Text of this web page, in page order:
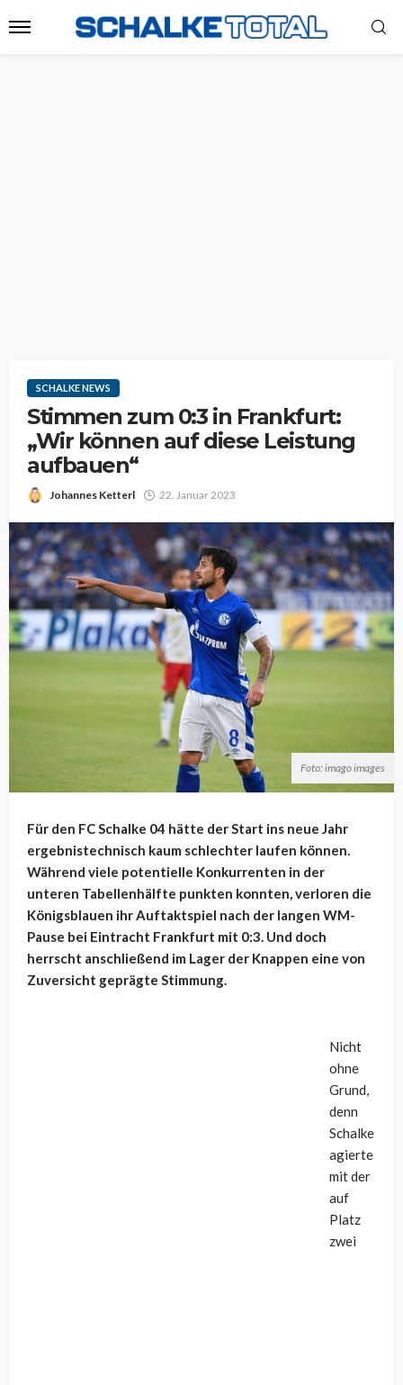
SCHALKE NEWS
Stimmen zum 0:3 in Frankfurt:
„Wir können auf diese Leistung
aufbauen“
Johannes Ketterl 22. Januar 2023
Foto: imago images
Für den FC Schalke 04 hätte der Start ins neue Jahr
ergebnistechnisch kaum schlechter laufen können.
Während viele potentielle Konkurrenten in der
unteren Tabellenhälfte punkten konnten, verloren die
Königsblauen ihr Auftaktspiel nach der langen WM-
Pause bei Eintracht Frankfurt mit 0:3. Und doch
herrscht anschließend im Lager der Knappen eine von
Zuversicht geprägte Stimmung.
Nicht
ohne
Grund,
denn
Schalke
agierte
mit der
auf
Platz
zwei